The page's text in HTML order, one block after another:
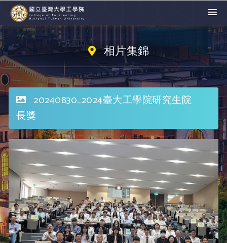
相片集錦
20240830_2024臺大工學院研究生院
長獎